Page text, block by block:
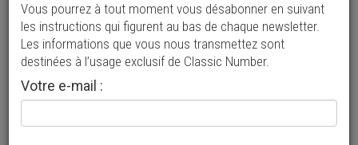
Vos annonces vues par
plus de 4 millions de collectionneurs
Ajouter une annonce
> Rechercher un véhicule
Vous pourrez à tout moment vous désabonner en suivant
les instructions qui figurent au bas de chaque newsletter.
Les informations que vous nous transmettez sont
destinées à l’usage exclusif de Classic Number.
Votre e-mail :